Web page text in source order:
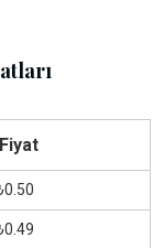
Fiyat